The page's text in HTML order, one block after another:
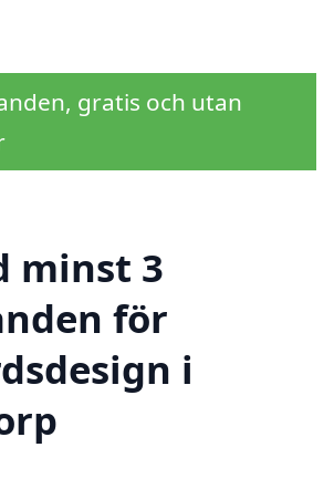
gratis och utan
minst 3
för
i